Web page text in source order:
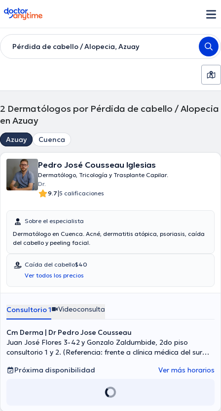
doctoranytime
Pérdida de cabello / Alopecia, Azuay
2 Dermatólogos por Pérdida de cabello / Alopecia
en Azuay
Azuay Cuenca
Pedro José Cousseau Iglesias
Dermatólogo, Tricología y Trasplante Capilar.
Dr.
9.7|5 calificaciones
Sobre el especialista
Dermatólogo en Cuenca. Acné, dermatitis atópica, psoriasis, caída
del cabello y peeling facial.
Caída del cabello$40
Ver todos los precios
Consultorio 1 Videoconsulta
Cm Derma | Dr Pedro Jose Cousseau
Juan José Flores 3-42 y Gonzalo Zaldumbide, 2do piso
consultorio 1 y 2. (Referencia: frente a clínica médica del sur
Próxima disponibilidad
Ver más horarios